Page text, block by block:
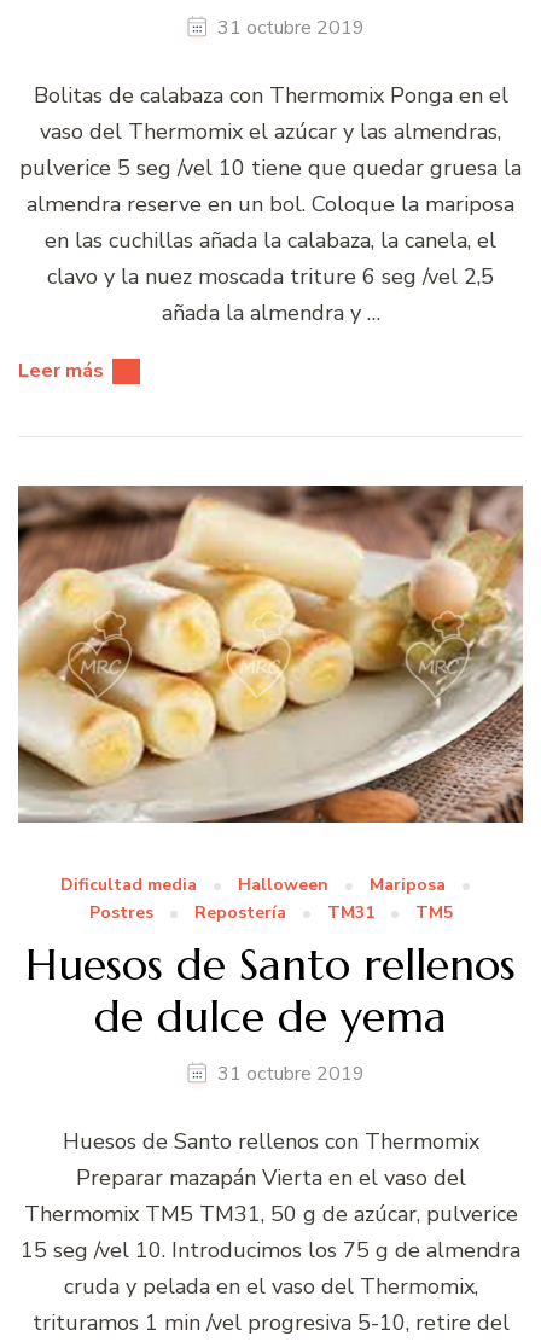
31 octubre 2019
Bolitas de calabaza con Thermomix Ponga en el
vaso del Thermomix el azúcar y las almendras,
pulverice 5 seg /vel 10 tiene que quedar gruesa la
almendra reserve en un bol. Coloque la mariposa
en las cuchillas añada la calabaza, la canela, el
clavo y la nuez moscada triture 6 seg /vel 2,5
añada la almendra y …
Leer más
Dificultad media Halloween
Mariposa
Postres
Repostería TM31 TM5
Huesos de Santo rellenos
de dulce de yema
31 octubre 2019
Huesos de Santo rellenos con Thermomix
Preparar mazapán Vierta en el vaso del
Thermomix TM5 TM31, 50 g de azúcar, pulverice
15 seg /vel 10. Introducimos los 75 g de almendra
cruda y pelada en el vaso del Thermomix,
trituramos 1 min /vel progresiva 5-10, retire del